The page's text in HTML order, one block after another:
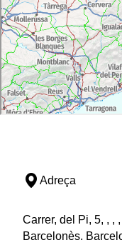
Adreça
Carrer, del Pi, 5, , ,
Barcelonès,